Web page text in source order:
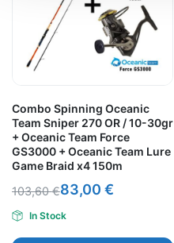
Combo Spinning Oceanic
Team Sniper 270 OR / 10-30gr
+ Oceanic Team Force
GS3000 + Oceanic Team Lure
Game Braid x4 150m
103,60€83,00 €
In Stock